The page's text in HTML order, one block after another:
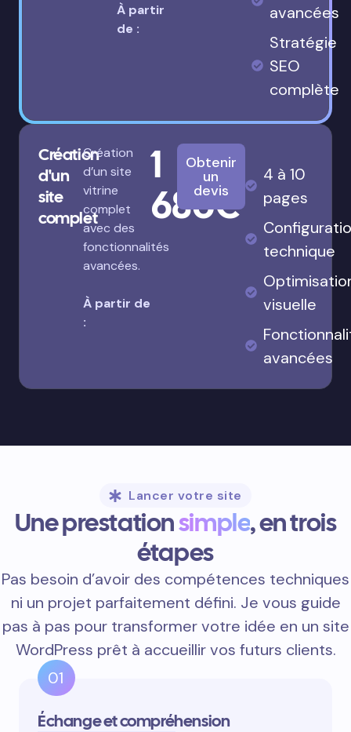
À partir
de :
avancées
Stratégie
SEO
complète
Création
d'un
site
complet
Création
d’un site
vitrine
complet
avec des
fonctionnalités
avancées.
À partir de
:
1
680€
Obtenir
un
devis
4 à 10
pages
technique
visuelle
avancées
Lancer votre site
Une prestationsimple, en trois
étapes
Pas besoin d’avoir des compétences techniques
ni un projet parfaitement défini. Je vous guide
pas à pas pour transformer votre idée en un site
WordPress prêt à accueillir vos futurs clients.
01
Échange et compréhension